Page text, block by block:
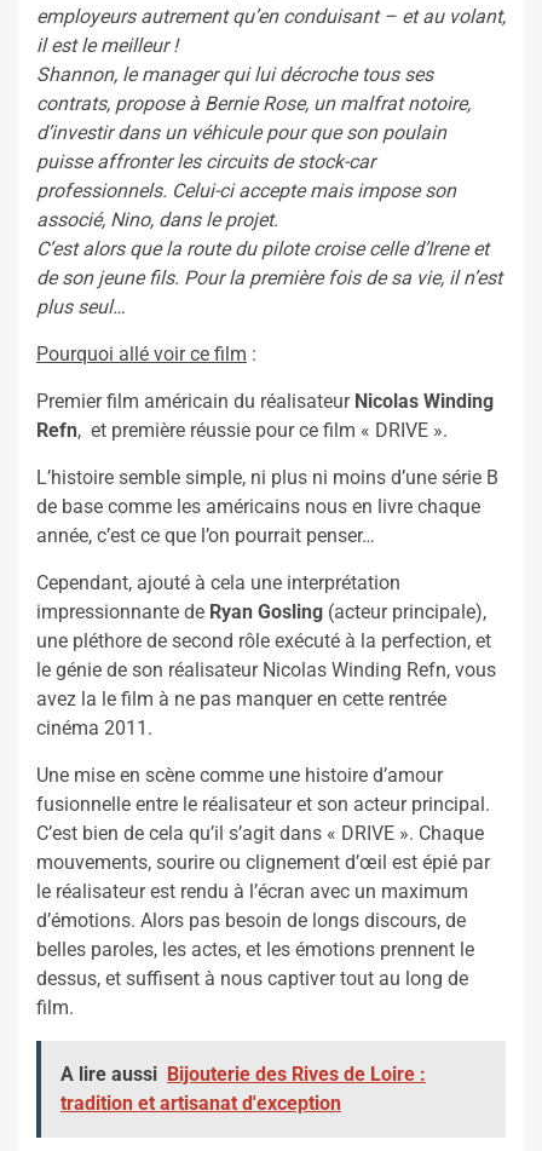
employeurs autrement qu’en conduisant – et au volant,
il est le meilleur !
Shannon, le manager qui lui décroche tous ses
contrats, propose à Bernie Rose, un malfrat notoire,
d’investir dans un véhicule pour que son poulain
puisse affronter les circuits de stock-car
professionnels. Celui-ci accepte mais impose son
associé, Nino, dans le projet.
C’est alors que la route du pilote croise celle d’Irene et
de son jeune fils. Pour la première fois de sa vie, il n’est
plus seul…
Pourquoi allé voir ce film :
Premier film américain du réalisateur Nicolas Winding
Refn, et première réussie pour ce film « DRIVE ».
L’histoire semble simple, ni plus ni moins d’une série B
de base comme les américains nous en livre chaque
année, c’est ce que l’on pourrait penser…
Cependant, ajouté à cela une interprétation
impressionnante de Ryan Gosling (acteur principale),
une pléthore de second rôle exécuté à la perfection, et
le génie de son réalisateur Nicolas Winding Refn, vous
avez la le film à ne pas manquer en cette rentrée
cinéma 2011.
Une mise en scène comme une histoire d’amour
fusionnelle entre le réalisateur et son acteur principal.
C’est bien de cela qu’il s’agit dans « DRIVE ». Chaque
mouvements, sourire ou clignement d’œil est épié par
le réalisateur est rendu à l’écran avec un maximum
d’émotions. Alors pas besoin de longs discours, de
belles paroles, les actes, et les émotions prennent le
dessus, et suffisent à nous captiver tout au long de
film.
A lire aussi Bijouterie des Rives de Loire :
tradition et artisanat d'exception